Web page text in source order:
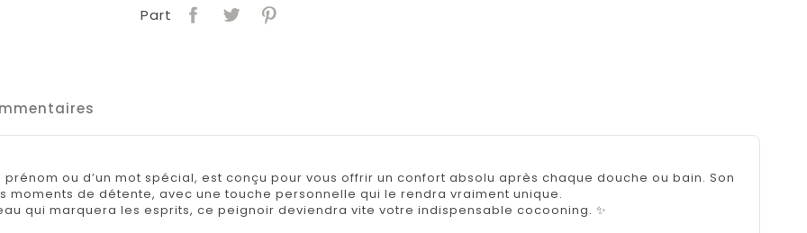
Part
ou d’un mot spécial, est conçu pour vous offrir un confort absolu après chaque douche ou bain. Son
moments de détente, avec une touche personnelle qui le rendra vraiment unique.
qui marquera les esprits, ce peignoir deviendra vite votre indispensable cocooning. ✨